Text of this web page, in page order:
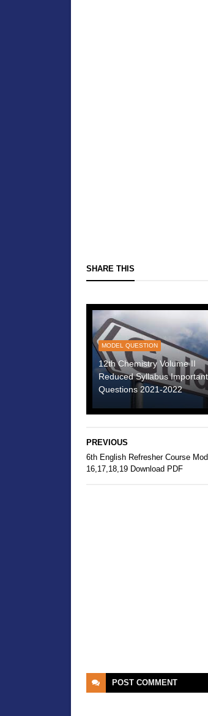
SHARE THIS
MODEL QUESTION
12th Chemistry Volume II
Reduced Syllabus Important
Questions 2021-2022
PREVIOUS
6th English Refresher Course
16,17,18,19 Download PDF
POST COMMENT